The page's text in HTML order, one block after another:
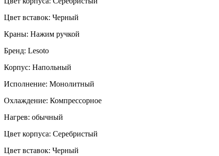
Цвет вставок: Черный
Краны: Нажим ручкой
Бренд: Lesoto
Корпус: Напольный
Исполнение: Монолитный
Охлаждение: Компрессорное
Нагрев: обычный
Цвет корпуса: Серебристый
Цвет вставок: Черный